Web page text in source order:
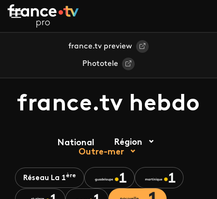
Aller au contenu principal
france.tv preview
Phototele
france.tv hebdo
National
Région
Outre-mer
Réseau La 1ère